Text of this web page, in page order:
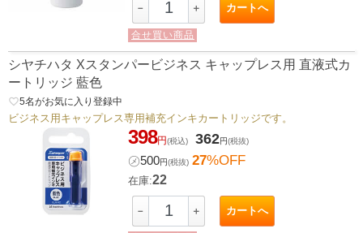
－ ＋ カートへ
合せ買い商品
シヤチハタ Xスタンパービジネス キャップレス用 直液式カ
ートリッジ 藍色
favorite_border5名がお気に入り登録中
ビジネス用キャップレス専用補充インキカートリッジです。
398円(税込) 362円(税抜)
㋱500円(税抜) 27%OFF
在庫:22
－ ＋ カートへ